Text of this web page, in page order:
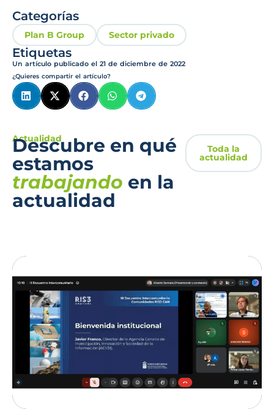
Categorías
Plan B Group Sector privado
Etiquetas
Un artículo publicado el 21 de diciembre de 2022
¿Quieres compartir el artículo?
Actualidad
Descubre en qué
estamos
trabajando en la
actualidad
Toda la
actualidad